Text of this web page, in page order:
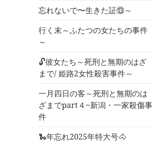
忘れないで〜生きた証⑬～
行く末～ふたつの女たちの事件
～
🔓彼女たち～死刑と無期のはざ
まで/ 姫路2女性殺害事件～
一月四日の客～死刑と無期のは
ざまでpart４~新潟・一家殺傷事
件
🐍年忘れ2025年特大号🐴